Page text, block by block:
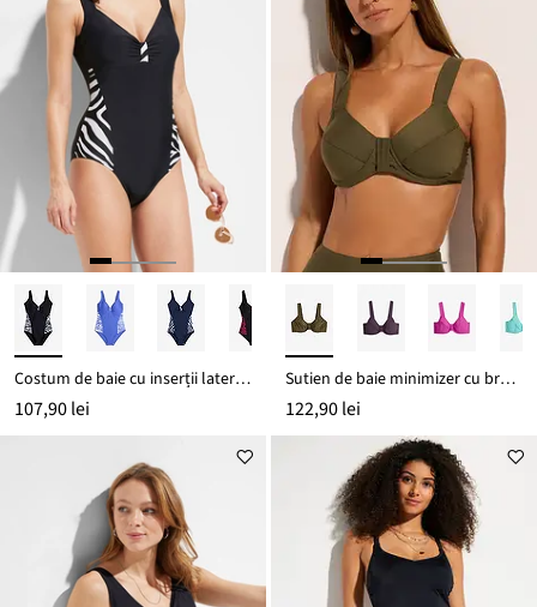
Costum de baie cu inserții laterale
107,90 lei
Sutien de baie minimizer cu bretele late
122,90 lei